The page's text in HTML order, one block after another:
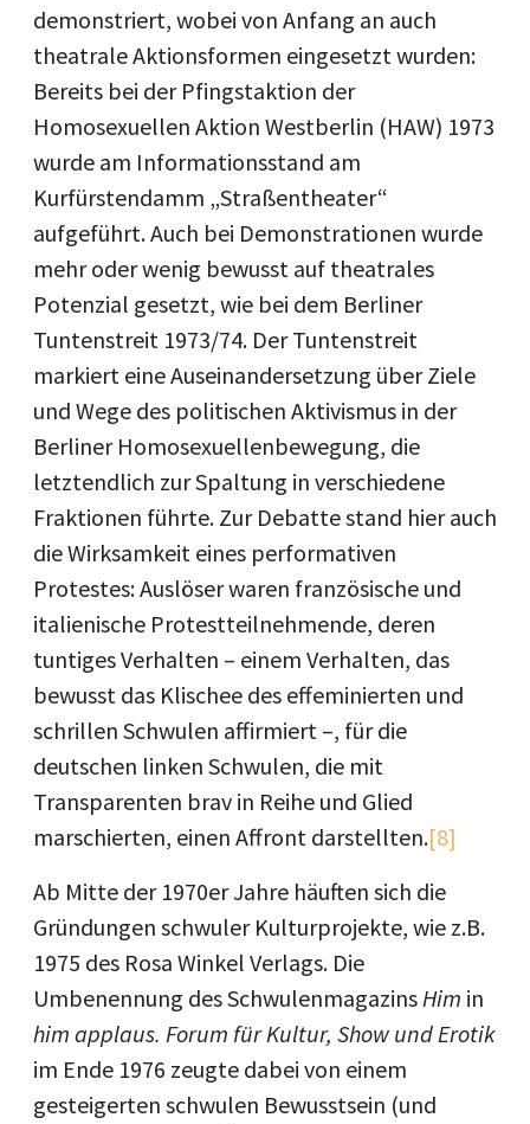
demonstriert, wobei von Anfang an auch
theatrale Aktionsformen eingesetzt wurden:
Bereits bei der Pfingstaktion der
Homosexuellen Aktion Westberlin (HAW) 1973
wurde am Informationsstand am
Kurfürstendamm „Straßentheater“
aufgeführt. Auch bei Demonstrationen wurde
mehr oder wenig bewusst auf theatrales
Potenzial gesetzt, wie bei dem Berliner
Tuntenstreit 1973/74. Der Tuntenstreit
markiert eine Auseinandersetzung über Ziele
und Wege des politischen Aktivismus in der
Berliner Homosexuellenbewegung, die
letztendlich zur Spaltung in verschiedene
Fraktionen führte. Zur Debatte stand hier auch
die Wirksamkeit eines performativen
Protestes: Auslöser waren französische und
italienische Protestteilnehmende, deren
tuntiges Verhalten – einem Verhalten, das
bewusst das Klischee des effeminierten und
schrillen Schwulen affirmiert –, für die
deutschen linken Schwulen, die mit
Transparenten brav in Reihe und Glied
marschierten, einen Affront darstellten.[8]
Ab Mitte der 1970er Jahre häuften sich die
Gründungen schwuler Kulturprojekte, wie z.B.
1975 des Rosa Winkel Verlags. Die
Umbenennung des SchwulenmagazinsHim in
him applaus. Forum für Kultur, Show und Erotik
im Ende 1976 zeugte dabei von einem
gesteigerten schwulen Bewusstsein (und